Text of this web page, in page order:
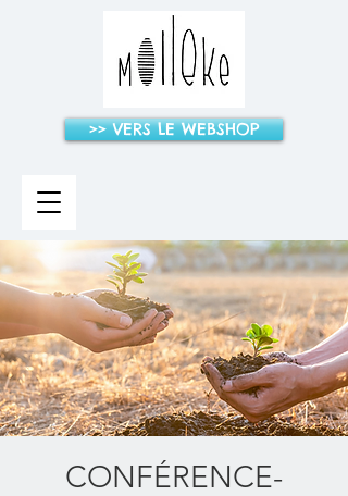
>> VERS LE WEBSHOP
CONFÉRENCE-